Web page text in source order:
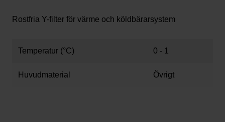
Rostfria Y-filter för värme och köldbärarsystem
Temperatur (°C) 0 - 1
Huvudmaterial Övrigt